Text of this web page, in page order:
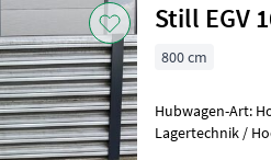
Still EGV
800 cm
Hubwagen-Art:
Lagertechnik / Hochhubwagen,